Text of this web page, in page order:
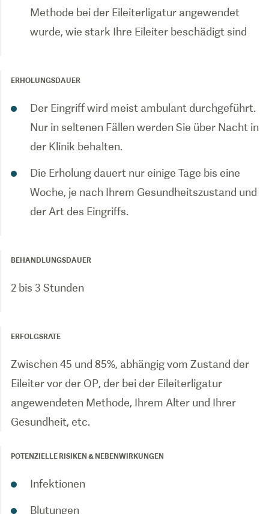
Methode bei der Eileiterligatur angewendet
wurde, wie stark Ihre Eileiter beschädigt sind
ERHOLUNGSDAUER
Der Eingriff wird meist ambulant durchgeführt.
Nur in seltenen Fällen werden Sie über Nacht in
der Klinik behalten.
Die Erholung dauert nur einige Tage bis eine
Woche, je nach Ihrem Gesundheitszustand und
der Art des Eingriffs.
BEHANDLUNGSDAUER
2 bis 3 Stunden
ERFOLGSRATE
Zwischen 45 und 85%, abhängig vom Zustand der
Eileiter vor der OP, der bei der Eileiterligatur
angewendeten Methode, Ihrem Alter und Ihrer
Gesundheit, etc.
POTENZIELLE RISIKEN & NEBENWIRKUNGEN
Infektionen
Blutungen